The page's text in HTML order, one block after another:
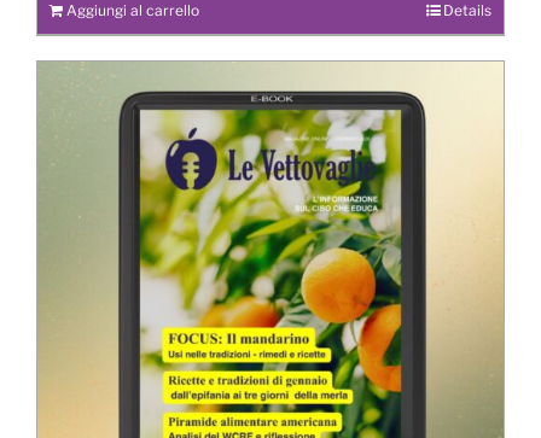
Aggiungi al carrello Details